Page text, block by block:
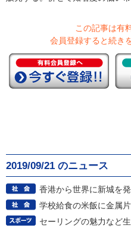
この記事は有
会員登録すると続き
2019/09/21 のニュース
香港から世界に新城を
学校給食の米飯に金属
セーリングの魅力など